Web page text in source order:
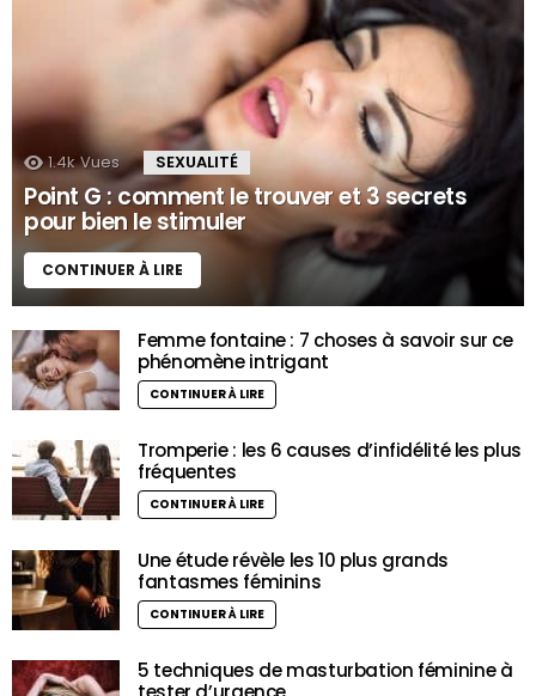
1.4k Vues SEXUALITÉ
Point G : comment le trouver et 3 secrets
pour bien le stimuler
CONTINUER À LIRE
Femme fontaine : 7 choses à savoir sur ce
phénomène intrigant
CONTINUER À LIRE
Tromperie : les 6 causes d’infidélité les plus
fréquentes
CONTINUER À LIRE
Une étude révèle les 10 plus grands
fantasmes féminins
CONTINUER À LIRE
5 techniques de masturbation féminine à